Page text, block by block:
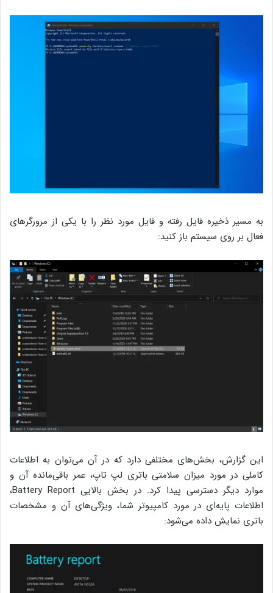
به مسیر ذخیره فایل رفته و فایل مورد نظر را با یکی از مرورگرهای
فعال بر روی سیستم باز کنید:
این گزارش، بخش‌های مختلفی دارد که در آن می‌توان به اطلاعات
کاملی در مورد میزان سلامتی باتری لپ تاپ، عمر باقی‌مانده آن و
موارد دیگر دسترسی پیدا کرد. در بخش بالایی Battery Report،
اطلاعات پایه‌ای در مورد کامپیوتر شما، ویژگی‌های آن و مشخصات
باتری نمایش داده می‌شود: